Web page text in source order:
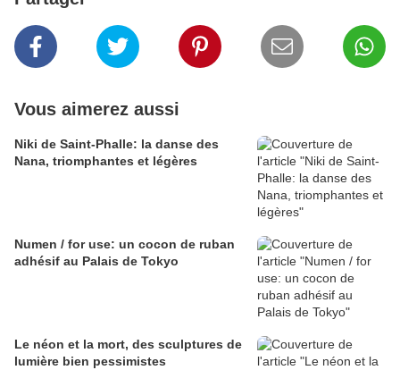
Vous aimerez aussi
Niki de Saint-Phalle: la danse des
Nana, triomphantes et légères
Numen / for use: un cocon de ruban
adhésif au Palais de Tokyo
Le néon et la mort, des sculptures de
lumière bien pessimistes